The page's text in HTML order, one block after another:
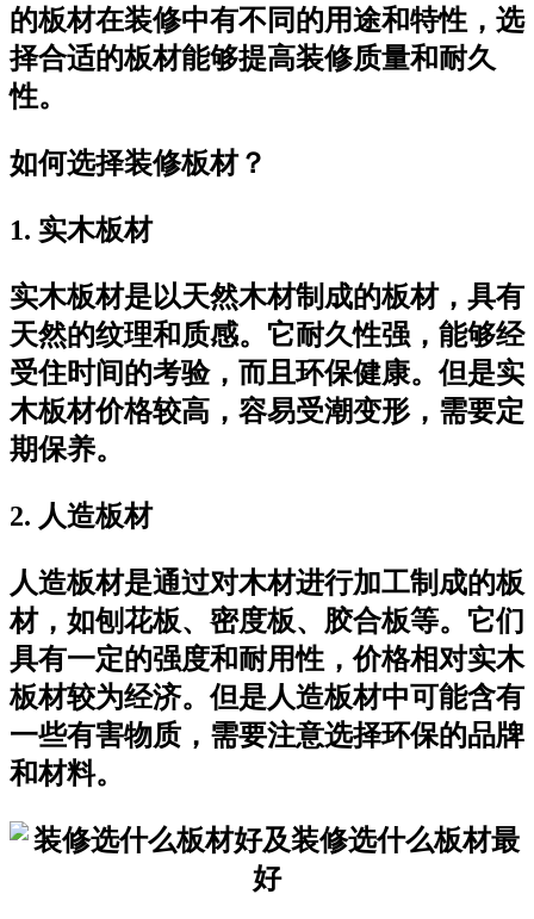
的板材在装修中有不同的用途和特性，选
择合适的板材能够提高装修质量和耐久
性。
如何选择装修板材？
1. 实木板材
实木板材是以天然木材制成的板材，具有
天然的纹理和质感。它耐久性强，能够经
受住时间的考验，而且环保健康。但是实
木板材价格较高，容易受潮变形，需要定
期保养。
2. 人造板材
人造板材是通过对木材进行加工制成的板
材，如刨花板、密度板、胶合板等。它们
具有一定的强度和耐用性，价格相对实木
板材较为经济。但是人造板材中可能含有
一些有害物质，需要注意选择环保的品牌
和材料。